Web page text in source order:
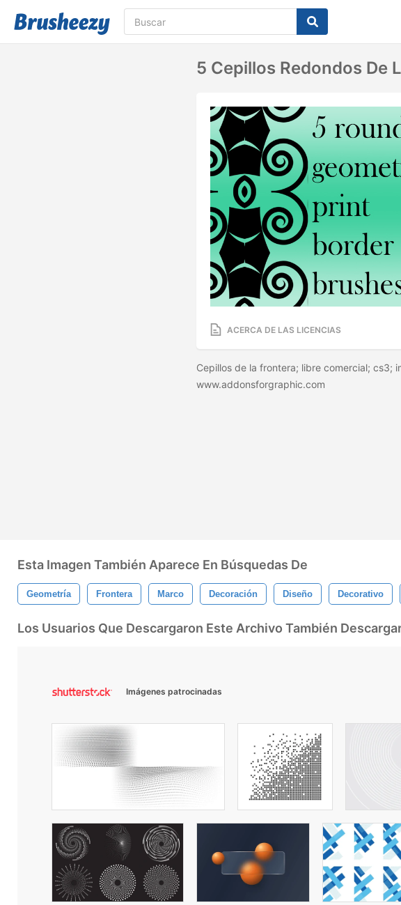
5 Cepillos Redondos De
ACERCA DE LAS LICENCIAS
Cepillos de la frontera; libre comercial; cs3;
www.addonsforgraphic.com
Esta Imagen También Aparece En Búsquedas De
Geometría Frontera Marco Decoración Diseño Decorativo
Los Usuarios Que Descargaron Este Archivo También
Imágenes patrocinadas